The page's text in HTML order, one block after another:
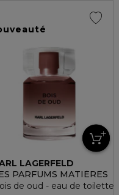
LAGERFELD
PARFUMS MATIÈRES
de oud - eau de toilette